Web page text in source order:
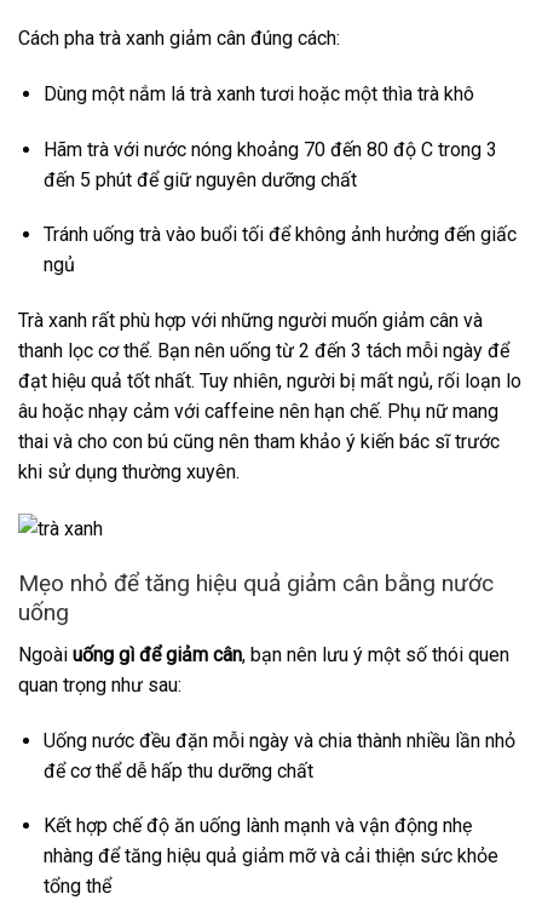
Cách pha trà xanh giảm cân đúng cách:
Dùng một nắm lá trà xanh tươi hoặc một thìa trà khô
Hãm trà với nước nóng khoảng 70 đến 80 độ C trong 3
đến 5 phút để giữ nguyên dưỡng chất
Tránh uống trà vào buổi tối để không ảnh hưởng đến giấc
ngủ
Trà xanh rất phù hợp với những người muốn giảm cân và
thanh lọc cơ thể. Bạn nên uống từ 2 đến 3 tách mỗi ngày để
đạt hiệu quả tốt nhất. Tuy nhiên, người bị mất ngủ, rối loạn lo
âu hoặc nhạy cảm với caffeine nên hạn chế. Phụ nữ mang
thai và cho con bú cũng nên tham khảo ý kiến bác sĩ trước
khi sử dụng thường xuyên.
Mẹo nhỏ để tăng hiệu quả giảm cân bằng nước
uống
Ngoài uống gì để giảm cân, bạn nên lưu ý một số thói quen
quan trọng như sau:
Uống nước đều đặn mỗi ngày và chia thành nhiều lần nhỏ
để cơ thể dễ hấp thu dưỡng chất
Kết hợp chế độ ăn uống lành mạnh và vận động nhẹ
nhàng để tăng hiệu quả giảm mỡ và cải thiện sức khỏe
tổng thể